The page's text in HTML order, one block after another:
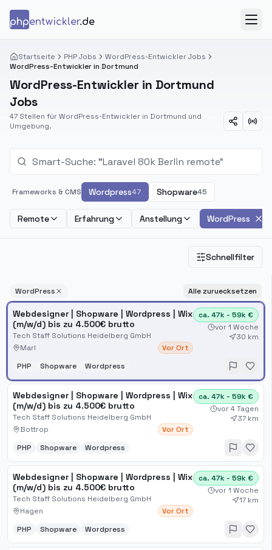
phpentwickler.de
Startseite PHP Jobs
WordPress-Entwickler Jobs
WordPress-Entwickler in Dortmund
WordPress-Entwickler in Dortmund
Jobs
47 Stellen für WordPress-Entwickler in Dortmund und
Umgebung.
Frameworks & CMS Wordpress47 Shopware45
Remote Erfahrung Anstellung WordPress
Schnellfilter
WordPress Alle zuruecksetzen
Webdesigner | Shopware | Wordpress | Wix
(m/w/d) bis zu 4.500€ brutto
Tech Staff Solutions Heidelberg GmbH
Marl
Vor Ort
ca. 47k - 59k €
vor 1 Woche
30 km
PHP Shopware Wordpress
Webdesigner | Shopware | Wordpress | Wix
(m/w/d) bis zu 4.500€ brutto
Tech Staff Solutions Heidelberg GmbH
Bottrop
Vor Ort
ca. 47k - 59k €
vor 4 Tagen
37 km
PHP Shopware Wordpress
Webdesigner | Shopware | Wordpress | Wix
(m/w/d) bis zu 4.500€ brutto
Tech Staff Solutions Heidelberg GmbH
Hagen
Vor Ort
ca. 47k - 59k €
vor 1 Woche
17 km
PHP Shopware Wordpress